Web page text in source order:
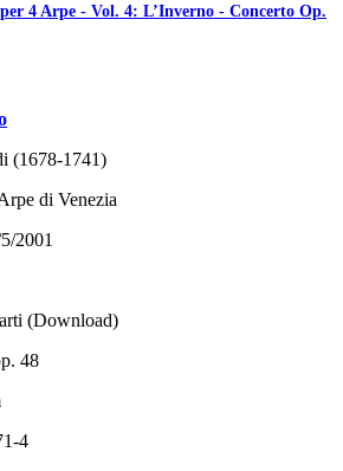
4 Arpe - Vol. 4: L’Inverno - Concerto Op.
(1678-1741)
di Venezia
2001
(Download)
48
4